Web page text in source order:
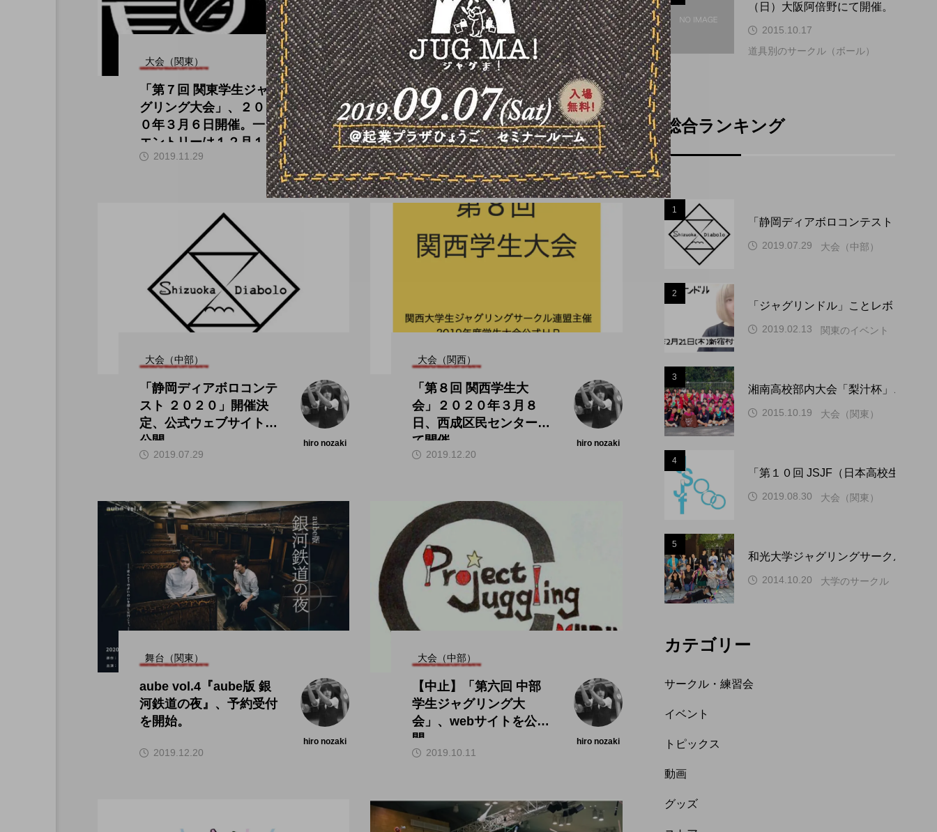
大会（関東）
「第７回 関東学生ジャ
グリング大会」、２０２
０年３月６日開催。一次
エントリーは１２月１５
日から。
hiro nozaki
2019.11.29
舞台（関東）
空転軌道「音と空間のジ
ャグリング」１月２５
日、牛込箪笥ホールにて
開催。
hiro nozaki
2019.12.25
大会（中部）
「静岡ディアボロコンテ
スト ２０２０」開催決
定、公式ウェブサイトが
公開。
hiro nozaki
2019.07.29
大会（関西）
「第８回 関西学生大
会」２０２０年３月８
日、西成区民センターに
て開催。
hiro nozaki
2019.12.20
舞台（関東）
aube vol.4『aube版 銀
河鉄道の夜』、予約受付
を開始。
hiro nozaki
2019.12.20
大会（中部）
【中止】「第六回 中部
学生ジャグリング大
会」、webサイトを公
開。
hiro nozaki
2019.10.11
（日）大阪阿倍野にて開催。
2015.10.17
道具別のサークル（ボール）
総合ランキング
1
「静岡ディアボロコンテスト ２０
2019.07.29 大会（中部）
2
「ジャグリンドル」ことレボリュー
2019.02.13 関東のイベント
3
湘南高校部内大会「梨汁杯」、１０
2015.10.19 大会（関東）
4
「第１０回 JSJF（日本高校生ジャ
2019.08.30 大会（関東）
5
和光大学ジャグリングサークル WAP
2014.10.20 大学のサークル（関東）
カテゴリー
サークル・練習会
イベント
トピックス
動画
グッズ